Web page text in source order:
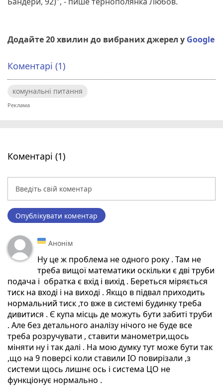
Додайте 20 хвилин до вибраних джерел у Google
Коментарі (1)
комунальні питання
Коментарі (1)
Опублікувати коментар
Анонім
Ну це ж проблема не одного року . Там не
треба вищої математики оскільки є дві труби
подача і обратка є вхід і вихід . Береться міряється
тиск на вході і на виході . Якщо в підвал приходить
нормальний тиск ,то вже в системі будинку треба
дивитися . Є купа місць де можуть бути забиті труби
. Але без детального аналізу нічого не буде все
треба розручувати , ставити манометри,щось
міняти ну і так далі . На мою думку тут може бути так
,що на 9 поверсі коли ставили ІО повирізали ,з
системи щось лишнє ось і система ЦО не
функціонує нормально .